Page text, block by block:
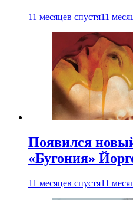
11 месяцев спустя11
Появился
«Бугония»
11 месяцев спустя11